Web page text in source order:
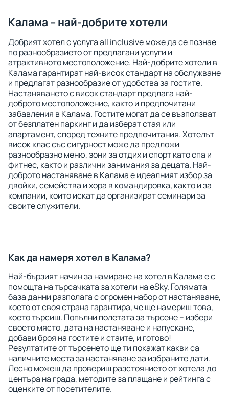
Калама – най-добрите хотели
Добрият хотел с услуга all inclusive може да се познае
по разнообразието от предлагани услуги и
атрактивното местоположение. Най-добрите хотели в
Калама гарантират най-висок стандарт на обслужване
и предлагат разнообразие от удобства за гостите.
Настаняването с висок стандарт предлага най-
доброто местоположение, както и предпочитани
забавления в Калама. Гостите могат да се възползват
от безплатен паркинг и да изберат стая или
апартамент, според техните предпочитания. Хотелът
висок клас със сигурност може да предложи
разнообразно меню, зони за отдих и спорт като спа и
фитнес, както и различни занимания за децата. Най-
доброто настаняване в Калама е идеалният избор за
двойки, семейства и хора в командировка, както и за
компании, които искат да организират семинари за
своите служители.
Как да намеря хотел в Калама?
Най-бързият начин за намиране на хотел в Калама е с
помощта на търсачката за хотели на eSky. Голямата
база данни разполага с огромен набор от настаняване,
което от своя страна гарантира, че ще намериш това,
което търсиш. Попълни полетата за търсене – избери
своето място, дата на настаняване и напускане,
добави броя на гостите и стаите, и готово!
Резултатите от търсенето ще ти покажат какви са
наличните места за настаняване за избраните дати.
Лесно можеш да провериш разстоянието от хотела до
центъра на града, методите за плащане и рейтинга с
оценките от посетителите.